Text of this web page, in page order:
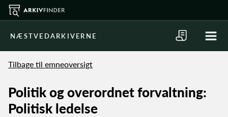
NÆSTVEDARKIVERNE
Tilbage til emneoversigt
Politik og overordnet forvaltning:
Politisk ledelse